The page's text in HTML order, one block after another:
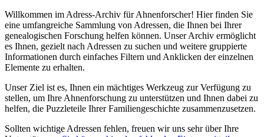
Willkommen im Adress-Archiv für Ahnenforscher! Hier finden Sie
eine umfangreiche Sammlung von Adressen, die Ihnen bei Ihrer
genealogischen Forschung helfen können. Unser Archiv ermöglicht
es Ihnen, gezielt nach Adressen zu suchen und weitere gruppierte
Informationen durch einfaches Filtern und Anklicken der einzelnen
Elemente zu erhalten.
Unser Ziel ist es, Ihnen ein mächtiges Werkzeug zur Verfügung zu
stellen, um Ihre Ahnenforschung zu unterstützen und Ihnen dabei zu
helfen, die Puzzleteile Ihrer Familiengeschichte zusammenzusetzen.
Sollten wichtige Adressen fehlen, freuen wir uns sehr über Ihre